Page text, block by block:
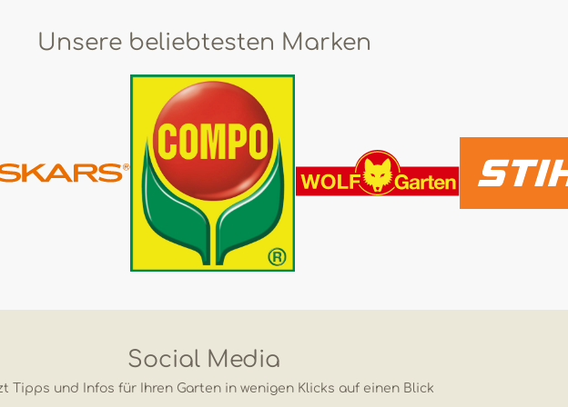
Unsere beliebtesten Marken
Social Media
Tipps und Infos für Ihren Garten in wenigen Klicks auf einen Blick